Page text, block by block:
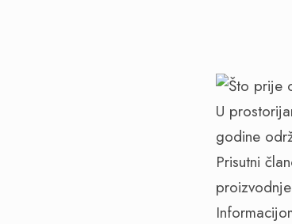
U
godine
Prisutni